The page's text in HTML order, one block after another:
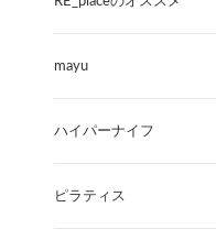
mayu
ハイパーナイフ
ピラティス